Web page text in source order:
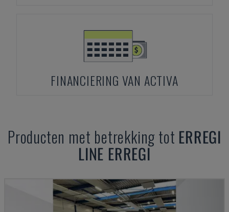
FINANCIERING VAN ACTIVA
Producten met betrekking tot ERREGI
LINE ERREGI